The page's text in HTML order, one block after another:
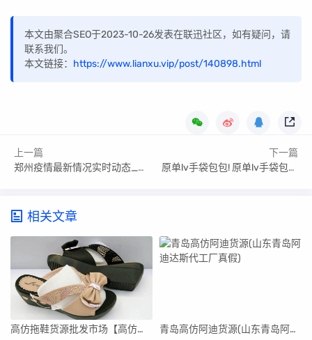
本文由聚合SEO于2023-10-26发表在联迅社区，如有疑问，请
联系我们。
本文链接： https://www.lianxu.vip/post/140898.html
上一篇
郑州疫情最新情况实时动态_郑州疫情最新情况
下一篇
原单lv手袋包包! 原单lv手袋包包图片
相关文章
高仿拖鞋货源批发市场【高仿拖鞋货源批发市场在哪里】 青岛高仿阿迪货源(山东青岛阿迪达斯代工厂真假)